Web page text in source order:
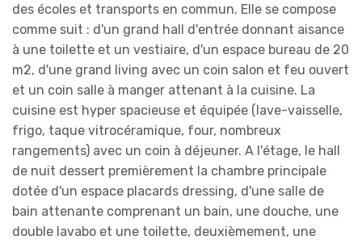
des écoles et transports en commun. Elle se compose
comme suit : d'un grand hall d'entrée donnant aisance
à une toilette et un vestiaire, d'un espace bureau de 20
m2, d'une grand living avec un coin salon et feu ouvert
et un coin salle à manger attenant à la cuisine. La
cuisine est hyper spacieuse et équipée (lave-vaisselle,
frigo, taque vitrocéramique, four, nombreux
rangements) avec un coin à déjeuner. A l'étage, le hall
de nuit dessert premièrement la chambre principale
dotée d'un espace placards dressing, d'une salle de
bain attenante comprenant un bain, une douche, une
double lavabo et une toilette, deuxièmement, une